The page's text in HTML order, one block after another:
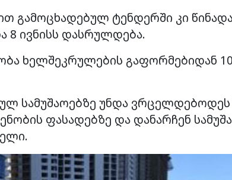
გამოცხადებულ ტენდერში კი
8 ივნისს დასრულდება.
ხელშეკრულების გაფორმებიდან
სამუშაოებზე უნდა ვრცელდებოდეს
ფასადებზე და დანარჩენ